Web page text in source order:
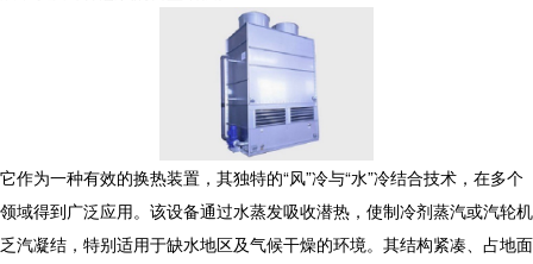
它作为一种有效的换热装置，其独特的“风”冷与“水”冷结合技术，在多个
领域得到广泛应用。该设备通过水蒸发吸收潜热，使制冷剂蒸汽或汽轮机
乏汽凝结，特别适用于缺水地区及气候干燥的环境。其结构紧凑、占地面